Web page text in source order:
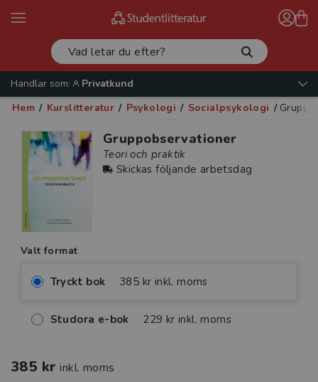
Handlar som:
Privatkund
Hem / Kurslitteratur / Psykologi / Socialpsykologi /
Gruppobservationer
Teori och praktik
Skickas följande arbetsdag
Valt format
Tryckt bok 385 kr inkl. moms
Studora e-bok 229 kr inkl. moms
385 kr inkl. moms